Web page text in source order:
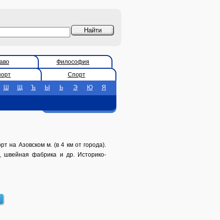
Философия
Спорт
Ш Щ Ъ Ы Ь Э Ю Я
на Азовском м. (в 4 км от города).
швейная фабрика и др. Историко-